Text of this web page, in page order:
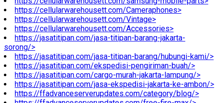
https://cellularwarehousett.com/Cameraphones>
https://cellularwarehousett.com/Vintage>
https://cellularwarehousett.com/Accessories>
https://jasatitipan.com/jasa-titipan-barang-jakarta-
sorong/>
https://jasatitipan.com/jasa-titipan-barang/hubungi-kami/>
https://jasatitipan.com/ekspedisi-pengiriman-buah/>
https://jasatitipan.com/cargo-murah-jakarta-lampung/>
https://jasatitipan.com/jasa-ekspedisi-jakarta-ke-ambon/>
https://ffadvanceserverupdates.com/category/blog/>